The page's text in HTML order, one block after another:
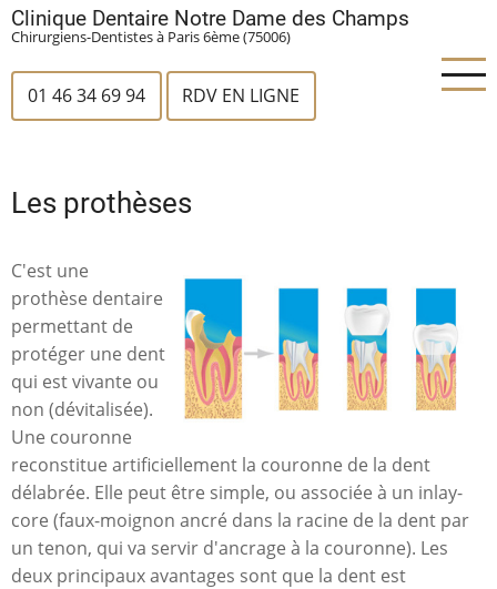
Aller
au
contenu
principal
Clinique Dentaire Notre Dame des Champs
Chirurgiens-Dentistes à Paris 6ème (75006)
01 46 34 69 94 RDV EN LIGNE
Les prothèses
C'est une
prothèse dentaire
permettant de
protéger une dent
qui est vivante ou
non (dévitalisée).
Une couronne
reconstitue artificiellement la couronne de la dent
délabrée. Elle peut être simple, ou associée à un inlay-
core (faux-moignon ancré dans la racine de la dent par
un tenon, qui va servir d'ancrage à la couronne). Les
deux principaux avantages sont que la dent est